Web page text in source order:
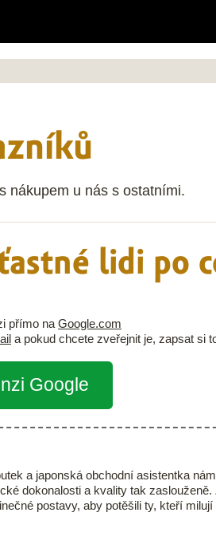
nákupem u nás s ostatními.
lidi po
přímo na Google.com
a pokud chcete zveřejnit je, zapsat si
Google
a japonská obchodní asistentka
dokonalosti a kvality tak
postavy, aby potěšili ty, kteří